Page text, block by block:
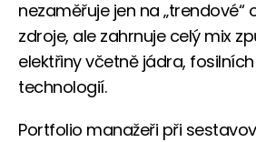
nezaměřuje jen na „trendové“
zdroje, ale zahrnuje celý mix
elektřiny včetně jádra,
technologií.
Portfolio manažeři při